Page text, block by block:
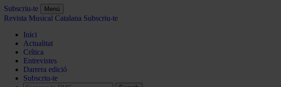
Subscriu-te Menú
Revista Musical Catalana Subscriu-te
Inici
Actualitat
Crítica
Entrevistes
Darrera edició
Subscriu-te